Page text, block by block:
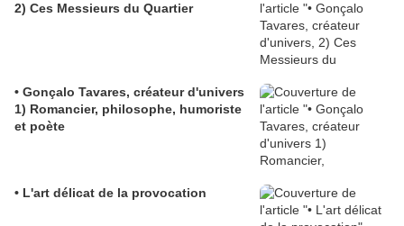
2) Ces Messieurs du Quartier
• Gonçalo Tavares, créateur d'univers
1) Romancier, philosophe, humoriste
et poète
• L'art délicat de la provocation